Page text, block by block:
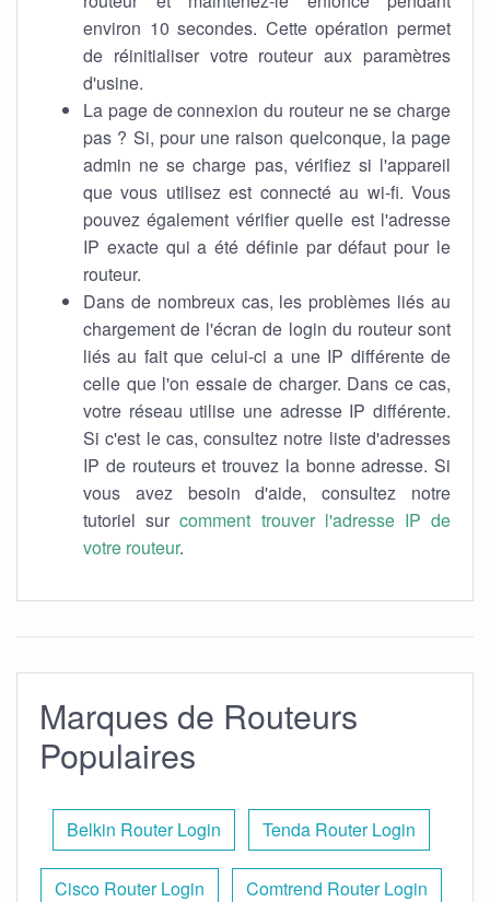
environ 10 secondes. Cette opération permet
de réinitialiser votre routeur aux paramètres
d'usine.
La page de connexion du routeur ne se charge
pas ? Si, pour une raison quelconque, la page
admin ne se charge pas, vérifiez si l'appareil
que vous utilisez est connecté au wi-fi. Vous
pouvez également vérifier quelle est l'adresse
IP exacte qui a été définie par défaut pour le
routeur.
Dans de nombreux cas, les problèmes liés au
chargement de l'écran de login du routeur sont
liés au fait que celui-ci a une IP différente de
celle que l'on essaie de charger. Dans ce cas,
votre réseau utilise une adresse IP différente.
Si c'est le cas, consultez notre liste d'adresses
IP de routeurs et trouvez la bonne adresse. Si
vous avez besoin d'aide, consultez notre
tutoriel surcomment trouver l'adresse IP de
votre routeur.
Marques de Routeurs
Populaires
Belkin Router Login Tenda Router Login
Cisco Router Login Comtrend Router Login